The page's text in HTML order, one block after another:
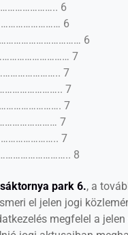
6
6
6
7
7
7
7
7
7
8
park 6., a
el jelen jogi
megfelel a